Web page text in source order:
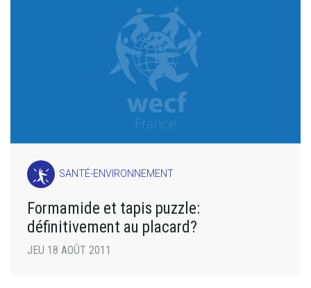
SANTÉ-ENVIRONNEMENT
Formamide et tapis puzzle:
définitivement au placard?
JEU 18 AOÛT 2011